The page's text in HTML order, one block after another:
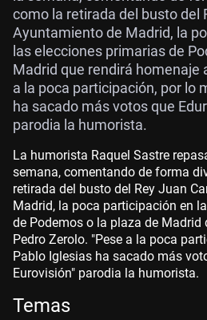
como la retirada del busto del
Ayuntamiento de Madrid, la
las elecciones primarias de
Madrid que rendirá homenaje
a la poca participación, por lo
ha sacado más votos que
parodia la humorista.
La humorista Raquel Sastre
semana, comentando de forma
retirada del busto del Rey Juan
Madrid, la poca participación en
de Podemos o la plaza de Madrid
Pedro Zerolo. "Pese a la poca
Pablo Iglesias ha sacado más
Eurovisión" parodia la humorista.
Temas